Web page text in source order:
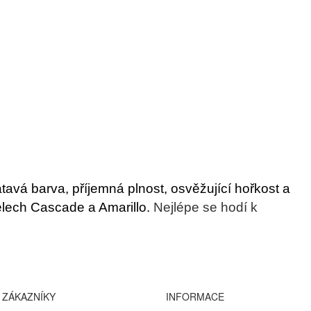
barva, příjemná plnost, osvěžující hořkost a
Cascade a Amarillo. Nejlépe se hodí k
INFORMACE